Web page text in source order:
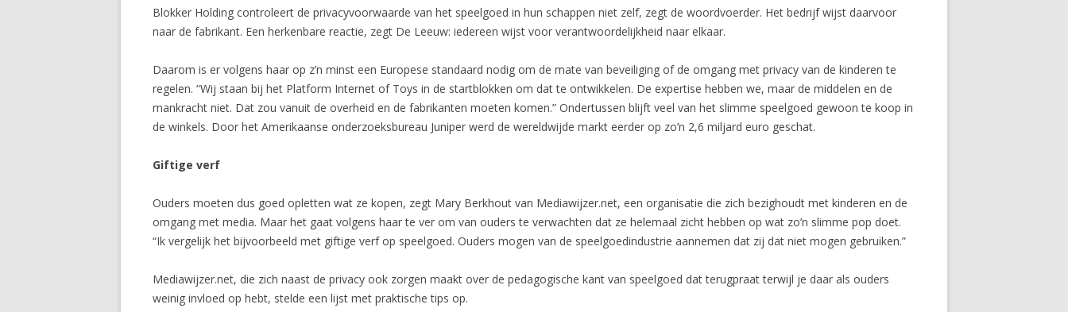
Blokker Holding controleert de privacyvoorwaarde van het speelgoed in hun schappen niet zelf, zegt de woordvoerder. Het bedrijf wijst daarvoor
naar de fabrikant. Een herkenbare reactie, zegt De Leeuw: iedereen wijst voor verantwoordelijkheid naar elkaar.
Daarom is er volgens haar op z’n minst een Europese standaard nodig om de mate van beveiliging of de omgang met privacy van de kinderen te
regelen. “Wij staan bij het Platform Internet of Toys in de startblokken om dat te ontwikkelen. De expertise hebben we, maar de middelen en de
mankracht niet. Dat zou vanuit de overheid en de fabrikanten moeten komen.” Ondertussen blijft veel van het slimme speelgoed gewoon te koop in
de winkels. Door het Amerikaanse onderzoeksbureau Juniper werd de wereldwijde markt eerder op zo’n 2,6 miljard euro geschat.
Giftige verf
Ouders moeten dus goed opletten wat ze kopen, zegt Mary Berkhout van Mediawijzer.net, een organisatie die zich bezighoudt met kinderen en de
omgang met media. Maar het gaat volgens haar te ver om van ouders te verwachten dat ze helemaal zicht hebben op wat zo’n slimme pop doet.
“Ik vergelijk het bijvoorbeeld met giftige verf op speelgoed. Ouders mogen van de speelgoedindustrie aannemen dat zij dat niet mogen gebruiken.”
Mediawijzer.net, die zich naast de privacy ook zorgen maakt over de pedagogische kant van speelgoed dat terugpraat terwijl je daar als ouders
weinig invloed op hebt, stelde een lijst met praktische tips op.